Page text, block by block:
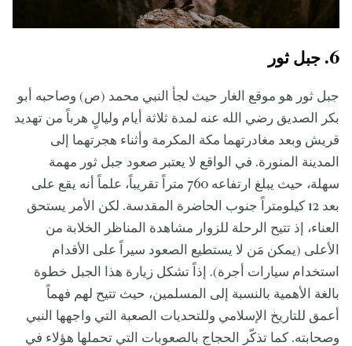
6. جبل ثور
جبل ثور هو موقع الغار حيث لجأ النبي محمد (ص) وصاحبه أبو
بكر الصديق رضي الله عنه لمدة ثلاثة أيام وليالٍ هرباً من تهديد
قريش وبعد مغادرتهما مكة المكرمة وأثناء هجرتهما إلى
المدينة المنورة. في الواقع لا يعتبر صعود جبل ثور مهمة
سهلة، حيث يبلغ ارتفاعه 760 متراً تقريباً، علماً أنه يقع على
بعد 12 كيلومتراً جنوب الحاضرة المقدسة. لكن الأمر يستحق
العناء، إذ تتيح الرحلة للزوار مشاهدة المناظر الخلابة من
الأعلى (يمكن مَن لا يستطيع الصعود سيراً على الأقدام
استخدام سيارات أجرة). إذاً تشكل زيارة هذا الجبل خطوة
بالغة الأهمية بالنسبة إلى المسلمين، حيث تتيح لهم فهماً
أعمق للتاريخ الإسلامي وللتحديات الصعبة التي واجهها النبي
وصحابته. كما تذكّر الحجاج بالصعوبات التي تحملها هؤلاء في